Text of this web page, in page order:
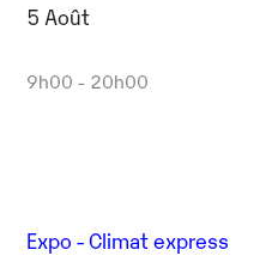
5 Août
9h00 - 20h00
Expo - Climat express